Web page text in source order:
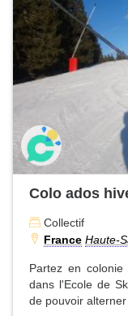
Colo ados
Collectif
France Haute-
Partez en
dans l'Ecole de
de pouvoir alterner